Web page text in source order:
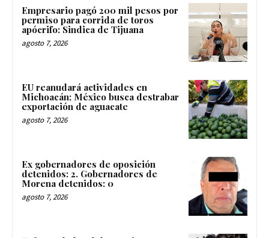
Empresario pagó 200 mil pesos por
permiso para corrida de toros
apócrifo: Sindica de Tijuana
agosto 7, 2026
EU reanudará actividades en
Michoacán; México busca destrabar
exportación de aguacate
agosto 7, 2026
Ex gobernadores de oposición
detenidos: 2. Gobernadores de
Morena detenidos: 0
agosto 7, 2026